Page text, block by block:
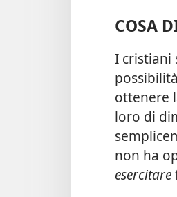
COSA
I cristiani
ottenere
loro di
non ha
esercitare